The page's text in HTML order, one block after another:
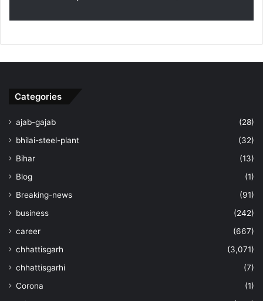
Categories
ajab-gajab
(28)
bhilai-steel-plant
(32)
Bihar
(13)
Blog
(1)
Breaking-news
(91)
business
(242)
career
(667)
chhattisgarh
(3,071)
chhattisgarhi
(7)
Corona
(1)